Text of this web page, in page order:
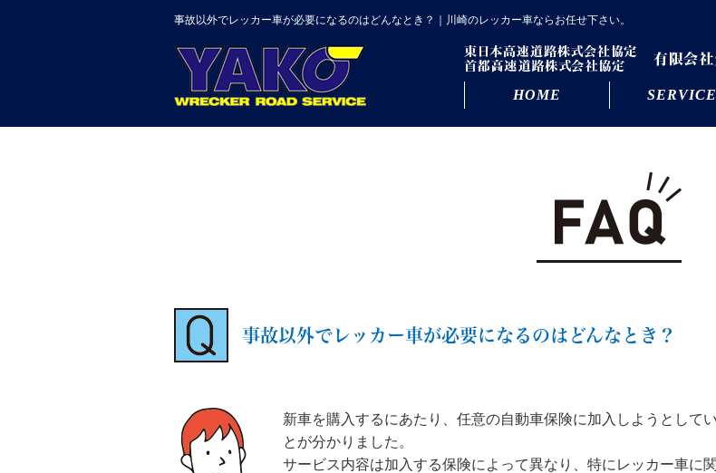
事故以外でレッカー車が必要になるのはどんなとき？｜川崎のレッカー車ならお任せ下さい。
HOME SERVICE
事故以外でレッカー車が必要になるのはどんなとき？
新車を購入するにあたり、任意の自動車保険に加入しようとして
とが分かりました。
サービス内容は加入する保険によって異なり、特にレッカー車に